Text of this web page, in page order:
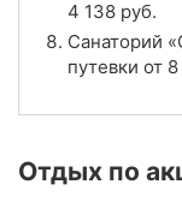
Цена в сутки
Рейтинг
Отель «Ла
4 138 руб.
Санаторий
путевки от
Отдых по